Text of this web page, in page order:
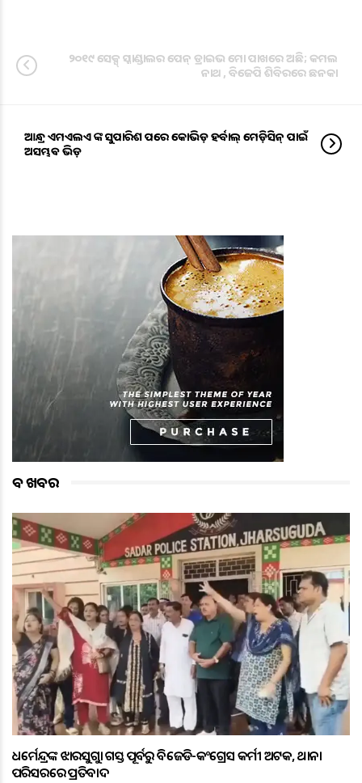
୨୦୧୯ ସେକ୍ସ୍ ସ୍କାଣ୍ଡାଲର ପେନ୍ ଡ୍ରାଇଭ ମୋ ପାଖରେ ଅଛି; କମଲ
ନାଥ , ବିଜେପି ଶିବିରରେ ଛନକା
ଆନ୍ଧ୍ର ଏମଏଲଏ ଙ୍କ ସୁପାରିଶ ପରେ କୋଭିଡ଼ ହର୍ବାଲ୍ ମେଡ଼ିସିନ୍ ପାଇଁ
ଅସମ୍ଭଵ ଭିଡ଼
ବଡ ଖବର
ଧର୍ମେନ୍ଦ୍ରଙ୍କ ଝାରସୁଗୁଡ଼ା ଗସ୍ତ ପୂର୍ବରୁ ବିଜେଡି-କଂଗ୍ରେସ କର୍ମୀ ଅଟକ, ଥାନା
ପରିସରରେ ପ୍ରତିବାଦ